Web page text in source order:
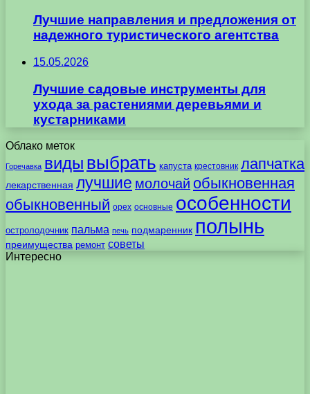
Лучшие направления и предложения от
надежного туристического агентства
15.05.2026
Лучшие садовые инструменты для
ухода за растениями деревьями и
кустарниками
Облако меток
Горечавка виды выбрать капуста крестовник лапчатка
лекарственная лучшие молочай обыкновенная
обыкновенный орех основные особенности
остролодочник пальма печь подмаренник полынь
преимущества ремонт советы
Интересно